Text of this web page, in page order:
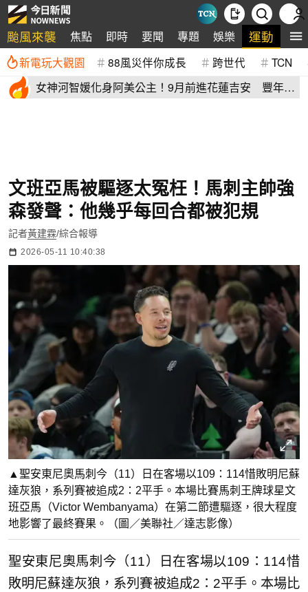
颱風來襲 焦點 即時 要聞 專題 娛樂 運動 全
新電玩大觀園 88風災伴你成長 跨世代 TCN
女神河智媛化身阿美公主！9月前進花蓮吉安 豐年節
文班亞馬被驅逐太冤枉！馬刺主帥強
森發聲：他幾乎每回合都被犯規
記者黃建霖/綜合報導
2026-05-11 10:40:38
▲聖安東尼奧馬刺今（11）日在客場以109：114惜敗明尼蘇
達灰狼，系列賽被追成2：2平手。本場比賽馬刺王牌球星文
班亞馬（Victor Wembanyama）在第二節遭驅逐，很大程度
地影響了最終賽果。（圖／美聯社／達志影像）
聖安東尼奧馬刺今（11）日在客場以109：114惜
敗明尼蘇達灰狼，系列賽被追成2：2平手。本場比